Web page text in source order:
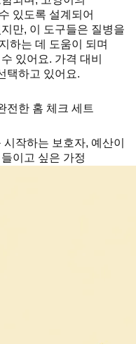
있도록 설계되어
만, 이 도구들은 질병을
하는 데 도움이 되며
있어요. 가격 대비
택하고 있어요.
전한 홈 체크 세트
작하는 보호자, 예산이
이고 싶은 가정